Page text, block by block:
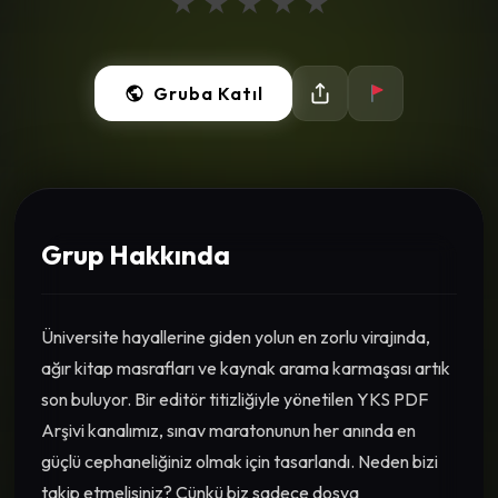
Gruba Katıl
Grup Hakkında
Üniversite hayallerine giden yolun en zorlu virajında,
ağır kitap masrafları ve kaynak arama karmaşası artık
son buluyor. Bir editör titizliğiyle yönetilen YKS PDF
Arşivi kanalımız, sınav maratonunun her anında en
güçlü cephaneliğiniz olmak için tasarlandı. Neden bizi
takip etmelisiniz? Çünkü biz sadece dosya